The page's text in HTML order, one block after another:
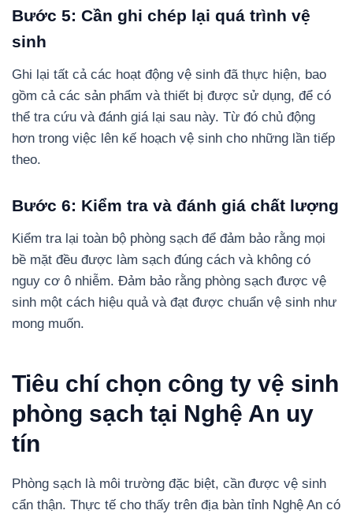
Bước 5: Cần ghi chép lại quá trình vệ
sinh
Ghi lại tất cả các hoạt động vệ sinh đã thực hiện, bao
gồm cả các sản phẩm và thiết bị được sử dụng, để có
thể tra cứu và đánh giá lại sau này. Từ đó chủ động
hơn trong việc lên kế hoạch vệ sinh cho những lần tiếp
theo.
Bước 6: Kiểm tra và đánh giá chất lượng
Kiểm tra lại toàn bộ phòng sạch để đảm bảo rằng mọi
bề mặt đều được làm sạch đúng cách và không có
nguy cơ ô nhiễm. Đảm bảo rằng phòng sạch được vệ
sinh một cách hiệu quả và đạt được chuẩn vệ sinh như
mong muốn.
Tiêu chí chọn công ty vệ sinh
phòng sạch tại Nghệ An uy
tín
Phòng sạch là môi trường đặc biệt, cần được vệ sinh
cẩn thận. Thực tế cho thấy trên địa bàn tỉnh Nghệ An có